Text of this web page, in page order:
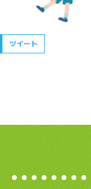
ツイート